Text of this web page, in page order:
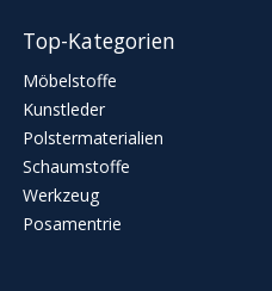
Top-Kategorien
Möbelstoffe
Kunstleder
Polstermaterialien
Schaumstoffe
Werkzeug
Posamentrie